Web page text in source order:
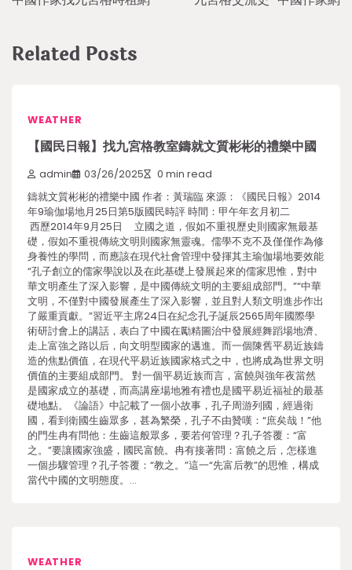
Related Posts
WEATHER
【國民日報】找九宮格教室鑄就文質彬彬的禮樂中國
admin 03/26/2025 0 min read
鑄就文質彬彬的禮樂中國 作者：黃瑞臨 來源：《國民日報》2014
年9瑜伽場地月25日第5版國民時評 時間：甲午年玄月初二
西歷2014年9月25日 立國之道，假如不重視歷史則國家無最基
礎，假如不重視傳統文明則國家無靈魂。儒學不克不及僅僅作為修
身養性的學問，而應該在現代社會管理中發揮其主瑜伽場地要效能
“孔子創立的儒家學說以及在此基礎上發展起來的儒家思惟，對中
華文明產生了深入影響，是中國傳統文明的主要組成部門。”“中華
文明，不僅對中國發展產生了深入影響，並且對人類文明進步作出
了嚴重貢獻。”習近平主席24日在紀念孔子誕辰2565周年國際學
術研討會上的講話，表白了中國在勵精圖治中發展經舞蹈場地濟、
走上富強之路以后，向文明型國家的邁進。而一個陳舊平易近族鑄
造的焦點價值，在現代平易近族國家格式之中，也將成為世界文明
價值的主要組成部門。 對一個平易近族而言，富饒與強年夜當然
是國家成立的基礎，而高講座場地雅有禮也是國平易近福祉的最基
礎地點。《論語》中記載了一個小故事，孔子周游列國，經過衛
國，看到衛國生齒眾多，甚為繁榮，孔子不由贊嘆：“庶矣哉！”他
的門生冉有問他：生齒這般眾多，要若何管理？孔子答覆：“富
之。”要讓國家強盛，國民富饒。冉有接著問：富饒之后，怎樣進
一個步驟管理？孔子答覆：“教之。”這一“先富后教”的思惟，構成
當代中國的文明態度。…
WEATHER